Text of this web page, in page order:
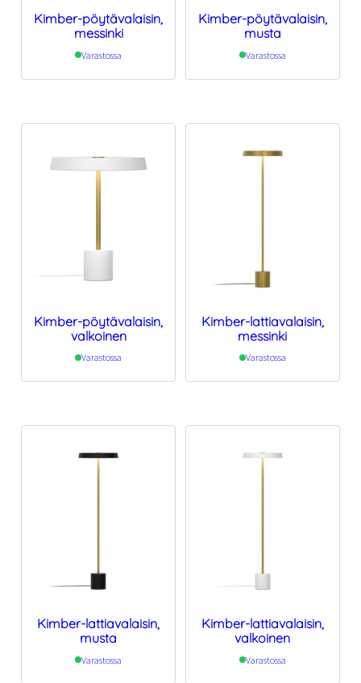
Kimber-pöytävalaisin,
messinki
Varastossa
Kimber-pöytävalaisin,
musta
Varastossa
Kimber-pöytävalaisin,
valkoinen
Varastossa
Kimber-lattiavalaisin,
messinki
Varastossa
Kimber-lattiavalaisin,
musta
Varastossa
Kimber-lattiavalaisin,
valkoinen
Varastossa